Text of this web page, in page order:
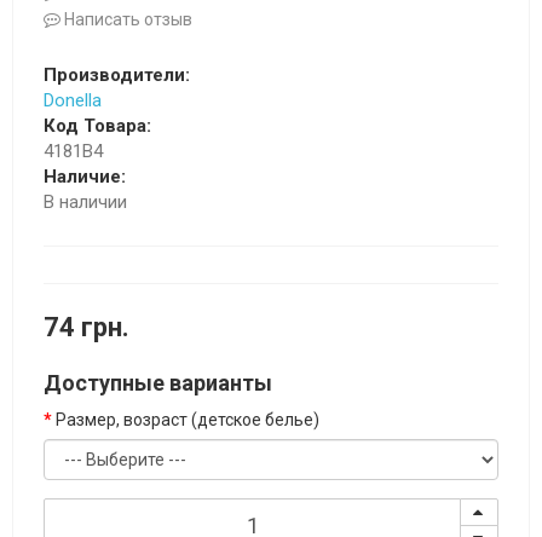
Написать отзыв
Производители:
Donella
Код Товара:
4181B4
Наличие:
В наличии
74 грн.
Доступные варианты
Размер, возраст (детское белье)